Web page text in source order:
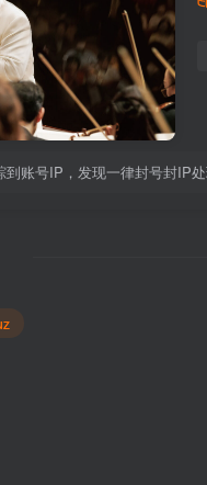
账号IP，发现一律封号封IP